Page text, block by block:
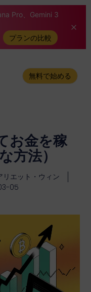
Pro、Gemini 3
プランの比較
無料で始める
お金を稼
方法）
リエット・ウィン
05